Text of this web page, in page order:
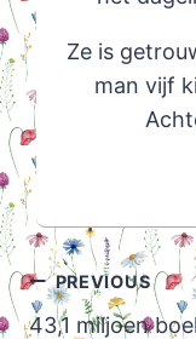
Ze is
man vijf
Post
navigation
PREVIOUS
43,1 miljoen